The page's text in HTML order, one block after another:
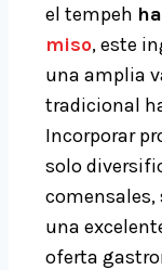
el tempeh
miso, este
una amplia
tradicional
Incorporar
solo
comensales,
una
oferta